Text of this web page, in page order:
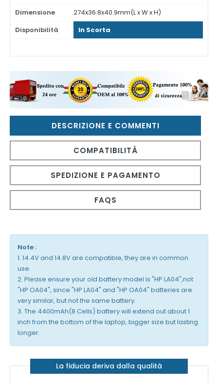
Dimensione
274x36.8x40.9mm(L x W x H)
Disponibilità
In Scorta
DESCRIZIONE E COMMENTI
COMPATIBILITÀ
SPEDIZIONE E PAGAMENTO
FAQS
Note :
1. 14.4V and 14.8V are compatible, they are in common
use.
2. Please ensure your old battery model is "HP LA04",not
"HP OA04", since "HP LA04" and "HP OA04" batteries are
very similar, but not the same battery.
3. The 4400mAh(8 Cells) battery will extend out about 1
inch from the bottom of the laptop, bigger size but lasting
longer.
La fiducia deriva dalla qualità